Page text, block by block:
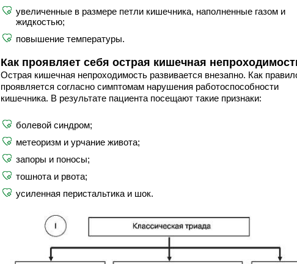
увеличенные в размере петли кишечника, наполненные газом и
жидкостью;
повышение температуры.
Как проявляет себя острая кишечная
Острая кишечная непроходимость развивается внезапно. Как
проявляется согласно симптомам нарушения работоспособности
кишечника. В результате пациента посещают такие признаки:
болевой синдром;
метеоризм и урчание живота;
запоры и поносы;
тошнота и рвота;
усиленная перистальтика и шок.